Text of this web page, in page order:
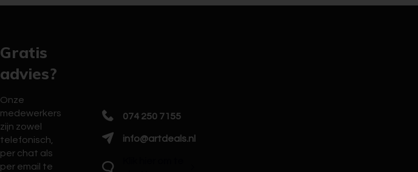
Gratis
advies?
Onze
medewerkers
zijn zowel
telefonisch,
per chat als
per email te
074 250 7155
info@artdeals.nl